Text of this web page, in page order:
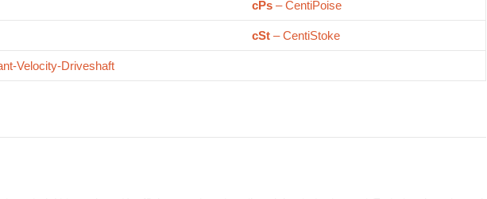
cPs – CentiPoise
cSt – CentiStoke
Velocity-Driveshaft